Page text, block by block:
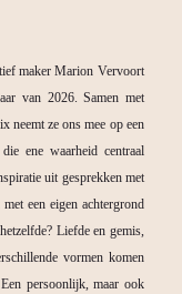
maker Marion Vervoort
van 2026.Samen met
neemt ze ons mee op een
ene waarheid centraal
uit gesprekken met
een eigen achtergrond
Liefde en gemis,
vormen komen
persoonlijk, maar ook